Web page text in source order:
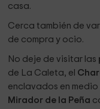
casa.
Cerca también de
de compra y ocio.
No deje de visitar las
de La Caleta, el
enclavados en
Mirador de la Peña